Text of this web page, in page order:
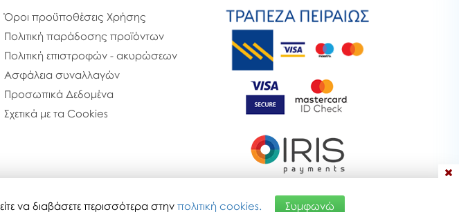
Όροι προϋποθέσεις Χρήσης
Πολιτική παράδοσης προϊόντων
Πολιτική επιστροφών - ακυρώσεων
Ασφάλεια συναλλαγών
Προσωπικά Δεδομένα
Σχετικά με τα Cookies
Τελευταία ενημέρωση : 07-08-2026 13:37
να διαβάσετε περισσότερα στην πολιτική cookies. Συμφωνώ